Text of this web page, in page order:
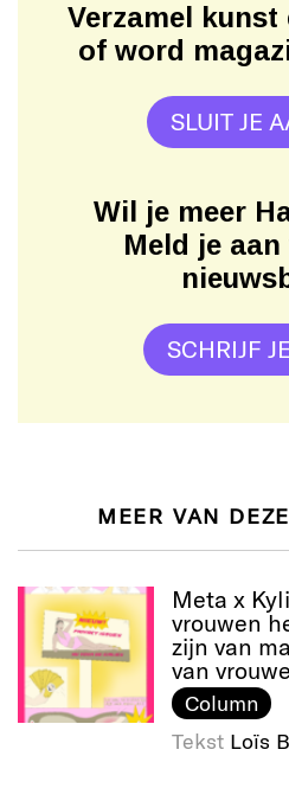
Verzamel kunst
of word
SLUIT JE
Wil je meer
Meld je
SCHRIJF
MEER VAN
Meta x
vrouwen
zijn van
van
Column
Tekst Loïs